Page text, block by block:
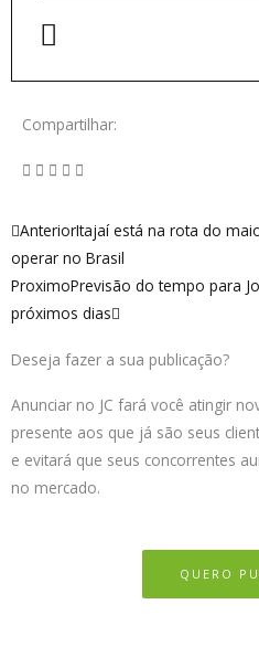
Compartilhar:
Anterior
AnteriorItajaí está na rota do
operar no Brasil
ProximoPrevisão do tempo para
próximos dias
Próximo
Deseja fazer a sua publicação?
Anunciar no JC fará você atingir
presente aos que já são seus
e evitará que seus concorrentes
no mercado.
QUERO